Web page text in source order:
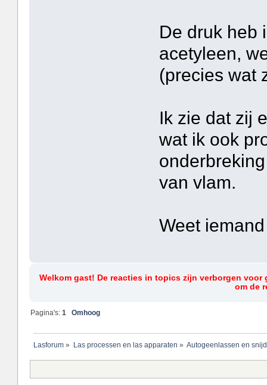
De druk heb
acetyleen,
(precies wat
Ik zie dat zij
wat ik ook
van vlam.
Weet
Welkom gast! De reacties in topics zijn verborgen
om de
Pagina's:1 Omhoog
Lasforum» Las processen en las apparaten » Autogeenlassen en